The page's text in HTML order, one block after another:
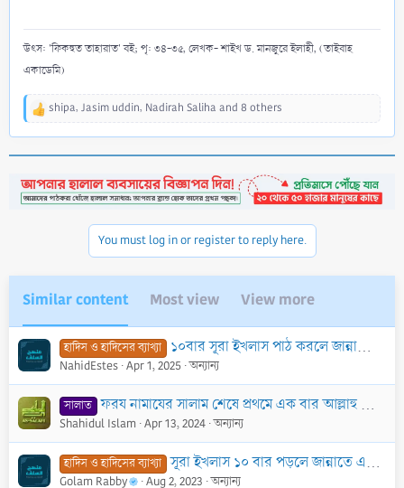
উৎস: 'ফিকহুত তাহারাত' বই; পৃ: ৩৪-৩৫, লেখক- শাইখ ড. মানজুরে ইলাহী, (তাইবাহ
একাডেমি)
R
t
i
shipa, Jasim uddin, Nadirah Saliha and 8 others
You must log in or register to reply here.
Similar content Most view View more
হাদিস ও হাদিসের ব্যাখ্যা ১০বার সূরা ইখলাস পাঠ করলে জান্নাতে একটি ঘর নির্মাণ করা হবে মর্মে বর্ণিত হাদীসটি কি সহীহ?
NahidEstes Apr 1, 2025 অন্যান্য
সালাত ফরয নামাযের সালাম শেষে প্রথমে এক বার আল্লাহু আকবার, নাকি তিন বার আস্তাগফিরুল্লাহ? একটি দলিল ভিত্তিক পর্যালোচনা
Shahidul Islam Apr 13, 2024 অন্যান্য
হাদিস ও হাদিসের ব্যাখ্যা সূরা ইখলাস ১০ বার পড়লে জান্নাতে একটি ঘর তৈরি করা হয়। উক্ত হাদীছটি কি ছহীহ?
Golam Rabby Aug 2, 2023 অন্যান্য